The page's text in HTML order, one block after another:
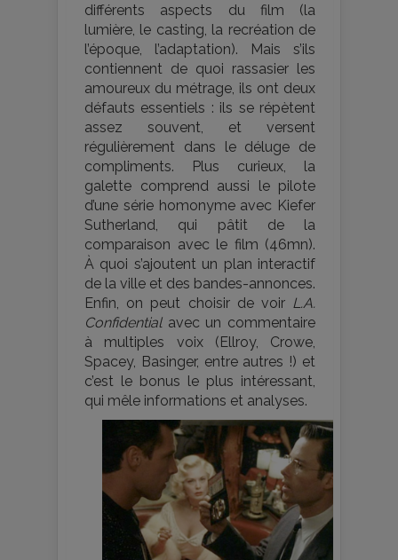
différents aspects du film (la
lumière, le casting, la recréation de
l’époque, l’adaptation). Mais s’ils
contiennent de quoi rassasier les
amoureux du métrage, ils ont deux
défauts essentiels : ils se répètent
assez souvent, et versent
régulièrement dans le déluge de
compliments. Plus curieux, la
galette comprend aussi le pilote
d’une série homonyme avec Kiefer
Sutherland, qui pâtit de la
comparaison avec le film (46mn).
À quoi s’ajoutent un plan interactif
de la ville et des bandes-annonces.
Enfin, on peut choisir de voir L.A.
Confidentialavec un commentaire
à multiples voix (Ellroy, Crowe,
Spacey, Basinger, entre autres !) et
c’est le bonus le plus intéressant,
qui mêle informations et analyses.